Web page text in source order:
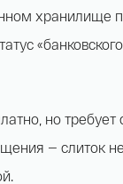
хранилище
но
— слиток